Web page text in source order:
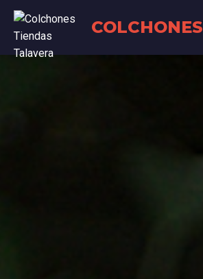
COLCHONES